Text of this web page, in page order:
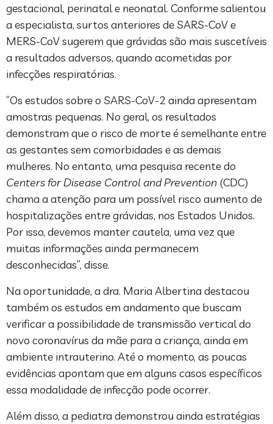
gestacional, perinatal e neonatal. Conforme salientou
a especialista, surtos anteriores de SARS-CoV e
MERS-CoV sugerem que grávidas são mais suscetíveis
a resultados adversos, quando acometidas por
infecções respiratórias.
“Os estudos sobre o SARS-CoV-2 ainda apresentam
amostras pequenas. No geral, os resultados
demonstram que o risco de morte é semelhante entre
as gestantes sem comorbidades e as demais
mulheres. No entanto, uma pesquisa recente do
Centers for Disease Control and Prevention (CDC)
chama a atenção para um possível risco aumento de
hospitalizações entre grávidas, nos Estados Unidos.
Por isso, devemos manter cautela, uma vez que
muitas informações ainda permanecem
desconhecidas”, disse.
Na oportunidade, a dra. Maria Albertina destacou
também os estudos em andamento que buscam
verificar a possibilidade de transmissão vertical do
novo coronavírus da mãe para a criança, ainda em
ambiente intrauterino. Até o momento, as poucas
evidências apontam que em alguns casos específicos
essa modalidade de infecção pode ocorrer.
Além disso, a pediatra demonstrou ainda estratégias